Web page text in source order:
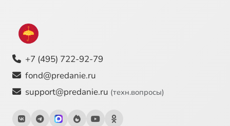
+7 (495) 722-92-79
fond@predanie.ru
support@predanie.ru (техн.вопросы)